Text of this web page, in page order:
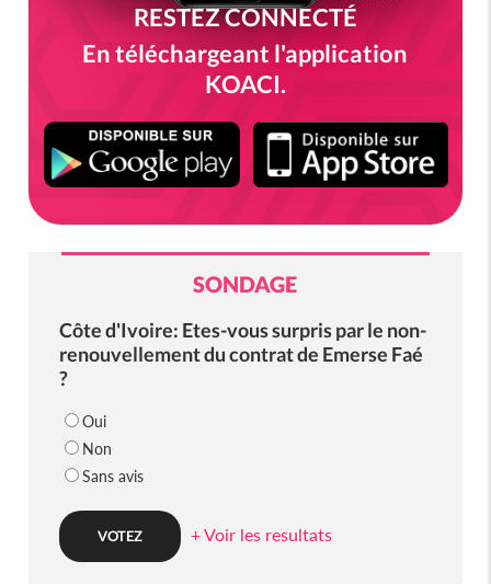
RESTEZ CONNECTÉ
En téléchargeant l'application
KOACI.
SONDAGE
Côte d'Ivoire: Etes-vous surpris par le non-
renouvellement du contrat de Emerse Faé
?
Oui
Non
Sans avis
+ Voir les resultats